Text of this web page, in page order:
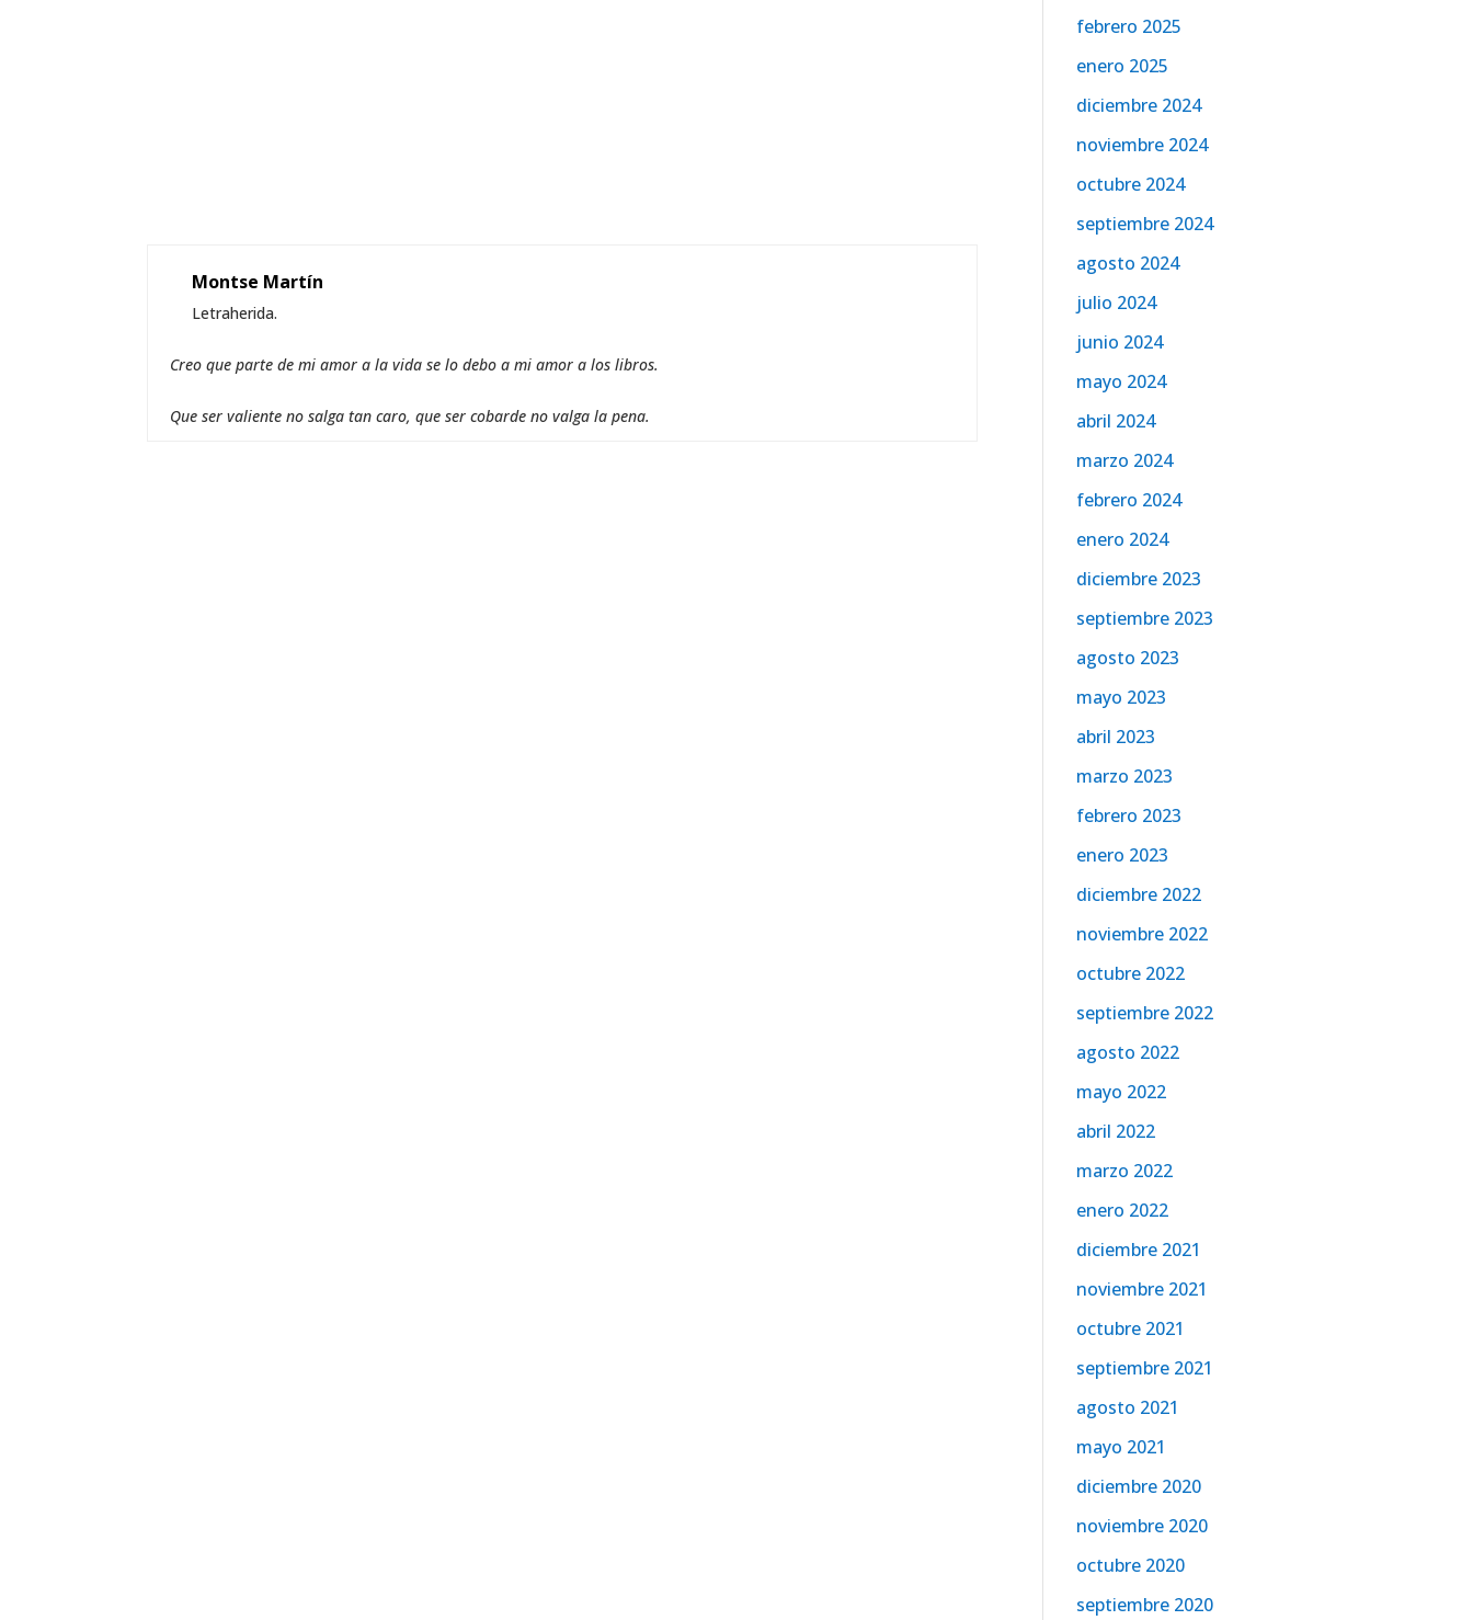
Montse Martín
Letraherida.
Creo que parte de mi amor a la vida se lo debo a mi amor a los libros.
Que ser valiente no salga tan caro, que ser cobarde no valga la pena.
febrero 2025
enero 2025
diciembre 2024
noviembre 2024
octubre 2024
septiembre 2024
agosto 2024
julio 2024
junio 2024
mayo 2024
abril 2024
marzo 2024
febrero 2024
enero 2024
diciembre 2023
septiembre 2023
agosto 2023
mayo 2023
abril 2023
marzo 2023
febrero 2023
enero 2023
diciembre 2022
noviembre 2022
octubre 2022
septiembre 2022
agosto 2022
mayo 2022
abril 2022
marzo 2022
enero 2022
diciembre 2021
noviembre 2021
octubre 2021
septiembre 2021
agosto 2021
mayo 2021
diciembre 2020
noviembre 2020
octubre 2020
septiembre 2020